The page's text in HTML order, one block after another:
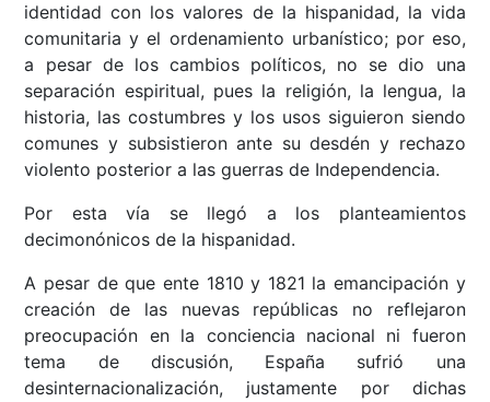
identidad con los valores de la hispanidad, la vida
comunitaria y el ordenamiento urbanístico; por eso,
a pesar de los cambios políticos, no se dio una
separación espiritual, pues la religión, la lengua, la
historia, las costumbres y los usos siguieron siendo
comunes y subsistieron ante su desdén y rechazo
violento posterior a las guerras de Independencia.
Por esta vía se llegó a los planteamientos
decimonónicos de la hispanidad.
A pesar de que ente 1810 y 1821 la emancipación y
creación de las nuevas repúblicas no reflejaron
preocupación en la conciencia nacional ni fueron
tema de discusión, España sufrió una
desinternacionalización, justamente por dichas